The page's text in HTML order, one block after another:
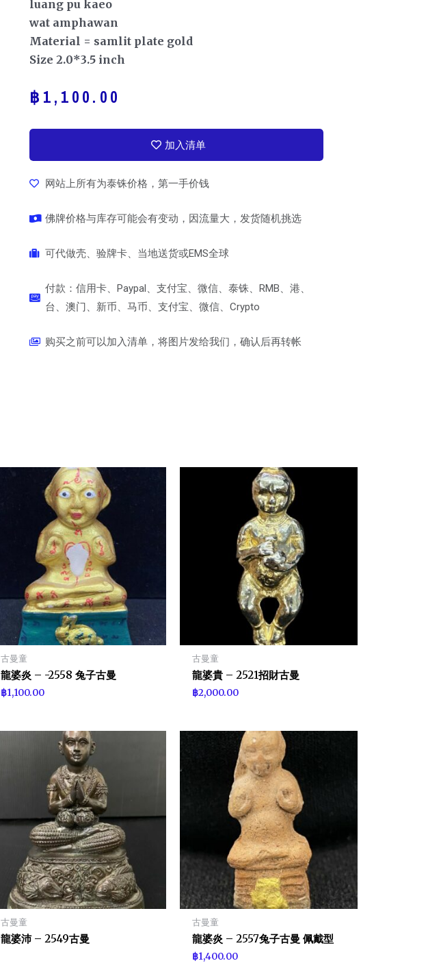
luang pu kaeo
wat amphawan
Material = samlit plate gold
Size 2.0*3.5 inch
฿ 1,100.00
加入清单
网站上所有为泰铢价格，第一手价钱
佛牌价格与库存可能会有变动，因流量大，发货随机挑选
可代做壳、验牌卡、当地送货或EMS全球
付款：信用卡、Paypal、支付宝、微信、泰铢、RMB、港、
台、澳门、新币、马币、支付宝、微信、Crypto
购买之前可以加入清单，将图片发给我们，确认后再转帐
古曼童
龍婆炎 – -2558 兔子古曼
฿1,100.00
古曼童
龍婆貴 – 2521招財古曼
฿2,000.00
古曼童
龍婆沛 – 2549古曼
古曼童
龍婆炎 – 2557兔子古曼 佩戴型
฿1,400.00